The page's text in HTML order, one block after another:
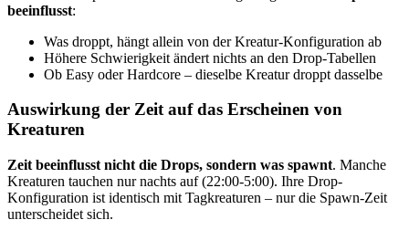
beeinflusst:
Was droppt, hängt allein von der Kreatur-Konfiguration ab
Höhere Schwierigkeit ändert nichts an den Drop-Tabellen
Ob Easy oder Hardcore – dieselbe Kreatur droppt dasselbe
Auswirkung der Zeit auf das Erscheinen von
Kreaturen
Zeit beeinflusst nicht die Drops, sondern was spawnt. Manche
Kreaturen tauchen nur nachts auf (22:00-5:00). Ihre Drop-
Konfiguration ist identisch mit Tagkreaturen – nur die Spawn-Zeit
unterscheidet sich.